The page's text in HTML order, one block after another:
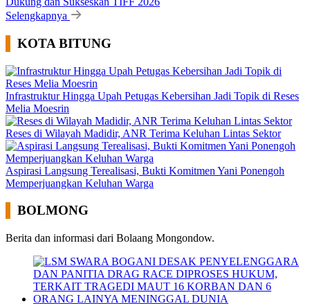
Selengkapnya
KOTA BITUNG
Infrastruktur Hingga Upah Petugas Kebersihan Jadi Topik di Reses
Melia Moesrin
Reses di Wilayah Madidir, ANR Terima Keluhan Lintas Sektor
Aspirasi Langsung Terealisasi, Bukti Komitmen Yani Ponengoh
Memperjuangkan Keluhan Warga
BOLMONG
Berita dan informasi dari Bolaang Mongondow.